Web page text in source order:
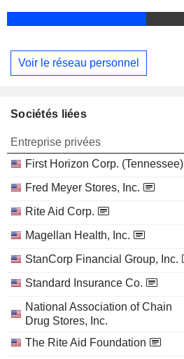
Voir le réseau personnel
Sociétés liées
Entreprise privées
First Horizon Corp. (Tennessee)
Fred Meyer Stores, Inc.
Rite Aid Corp.
Magellan Health, Inc.
StanCorp Financial Group, Inc.
Standard Insurance Co.
National Association of Chain
Drug Stores, Inc.
The Rite Aid Foundation